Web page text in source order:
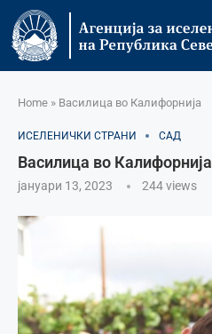
Home » Василица во Калифорнија
ИСЕЛЕНИЧКИ СТРАНИ САД
Василица во Калифорнија
јануари 13, 2023 244views